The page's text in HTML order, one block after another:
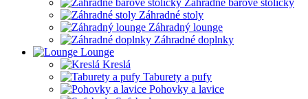
Záhradné barové stoličky
Záhradné stoly
Záhradný lounge
Záhradné doplnky
Lounge
Kreslá
Taburety a pufy
Pohovky a lavice